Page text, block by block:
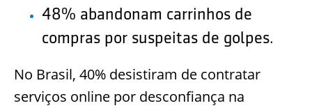
48% abandonam carrinhos de
compras por suspeitas de golpes.
No Brasil, 40% desistiram de contratar
serviços online por desconfiança na